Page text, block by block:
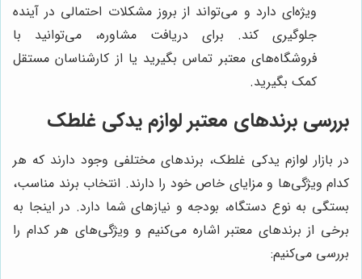
ویژه‌ای دارد و می‌تواند از بروز مشکلات احتمالی در آینده
جلوگیری کند. برای دریافت مشاوره، می‌توانید با
فروشگاه‌های معتبر تماس بگیرید یا از کارشناسان مستقل
کمک بگیرید.
بررسی برندهای معتبر لوازم یدکی غلطک
در بازار لوازم یدکی غلطک، برندهای مختلفی وجود دارند که هر
کدام ویژگی‌ها و مزایای خاص خود را دارند. انتخاب برند مناسب،
بستگی به نوع دستگاه، بودجه و نیازهای شما دارد. در اینجا به
برخی از برندهای معتبر اشاره می‌کنیم و ویژگی‌های هر کدام را
بررسی می‌کنیم: